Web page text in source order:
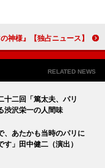
【独占ニュース】『キネマの神様』娘役・寺島しのぶが、沢田研二の思いを明かす
RELATED NEWS
十二回「篤太夫、パリ
渋沢栄一の人間味
、あたかも当時のパリに
」田中健二（演出）